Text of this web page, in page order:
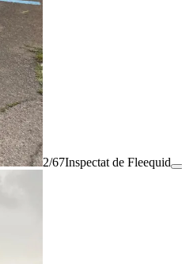
2/67Inspectat de Fleequid